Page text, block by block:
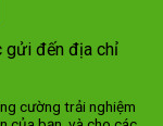
gửi đến địa chỉ
cường trải nghiệm